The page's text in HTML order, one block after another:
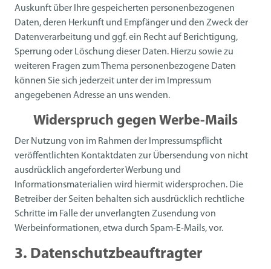
Auskunft über Ihre gespeicherten personenbezogenen
Daten, deren Herkunft und Empfänger und den Zweck der
Datenverarbeitung und ggf. ein Recht auf Berichtigung,
Sperrung oder Löschung dieser Daten. Hierzu sowie zu
weiteren Fragen zum Thema personenbezogene Daten
können Sie sich jederzeit unter der im Impressum
angegebenen Adresse an uns wenden.
Widerspruch gegen Werbe-Mails
Der Nutzung von im Rahmen der Impressumspflicht
veröffentlichten Kontaktdaten zur Übersendung von nicht
ausdrücklich angeforderter Werbung und
Informationsmaterialien wird hiermit widersprochen. Die
Betreiber der Seiten behalten sich ausdrücklich rechtliche
Schritte im Falle der unverlangten Zusendung von
Werbeinformationen, etwa durch Spam-E-Mails, vor.
3. Datenschutzbeauftragter